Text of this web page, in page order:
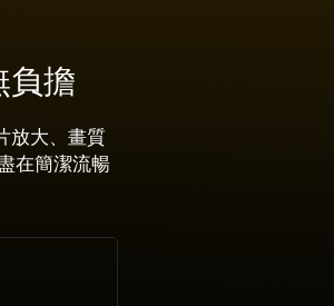
負擔
放大、畫質
在簡潔流暢